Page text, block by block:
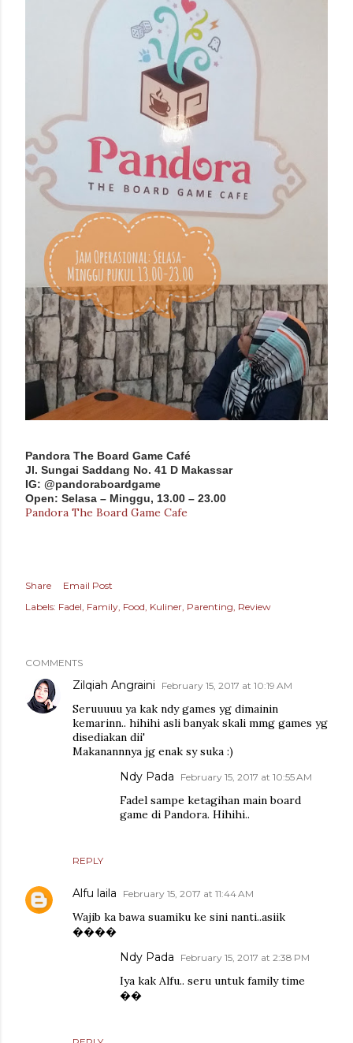
Pandora The Board Game Café
Jl. Sungai Saddang No. 41 D Makassar
IG: @pandoraboardgame
Open: Selasa – Minggu, 13.00 – 23.00
Pandora The Board Game Cafe
Share
Email Post
Labels: Fadel Family Food Kuliner Parenting Review
COMMENTS
Zilqiah Angraini February 15, 2017 at 10:19 AM
Seruuuuu ya kak ndy games yg dimainin
kemarinn.. hihihi asli banyak skali mmg games yg
disediakan dii'
Makanannnya jg enak sy suka :)
REPLY
Ndy Pada February 15, 2017 at 10:55 AM
Fadel sampe ketagihan main board
game di Pandora. Hihihi..
Alfu laila February 15, 2017 at 11:44 AM
Wajib ka bawa suamiku ke sini nanti..asiik
����
Ndy Pada February 15, 2017 at 2:38 PM
Iya kak Alfu.. seru untuk family time
��